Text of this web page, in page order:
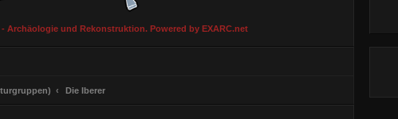
und Rekonstruktion. Powered by EXARC.net
Die Iberer